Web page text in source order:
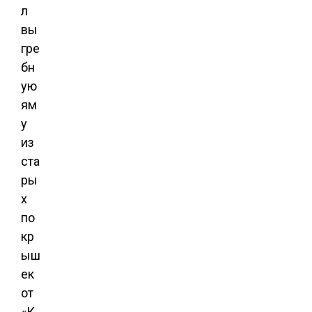
л
вы
гре
бн
ую
ям
у
из
ста
ры
х
по
кр
ыш
ек
от